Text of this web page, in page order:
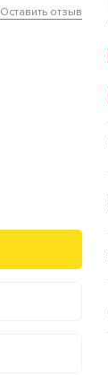
Оставить отзыв